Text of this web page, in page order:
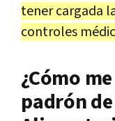
tener cargada
controles
¿Cómo
padrón